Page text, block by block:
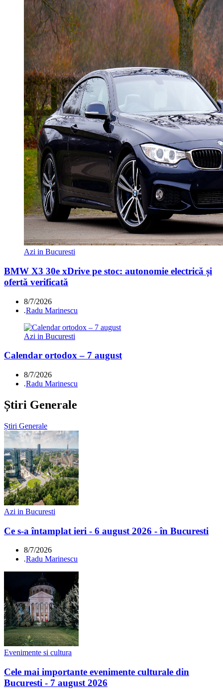
Azi in Bucuresti
BMW X3 30e xDrive pe stoc: autonomie electrică și
ofertă verificată
8/7/2026
.Radu Marinescu
Azi in Bucuresti
Calendar ortodox – 7 august
8/7/2026
.Radu Marinescu
Știri Generale
Știri Generale
Azi in Bucuresti
Ce s-a întamplat ieri - 6 august 2026 - în Bucuresti
8/7/2026
.Radu Marinescu
Evenimente si cultura
Cele mai importante evenimente culturale din
Bucuresti - 7 august 2026